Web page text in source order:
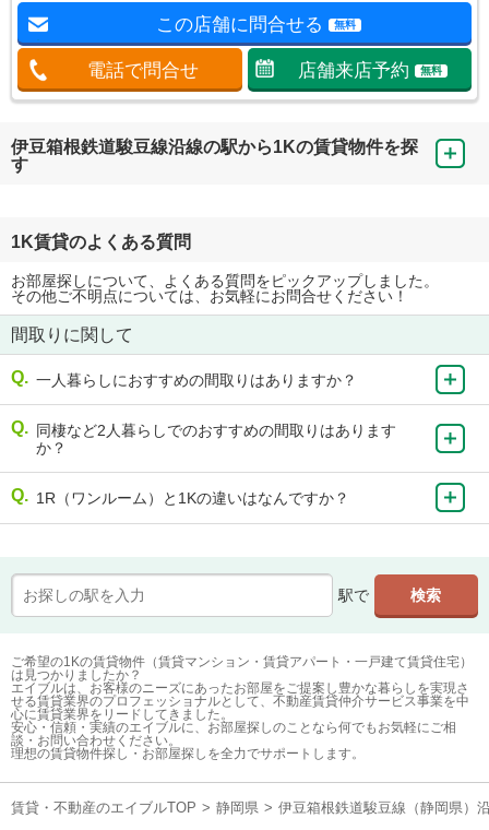
この店舗に問合せる 無料
電話で問合せ 店舗来店予約 無料
伊豆箱根鉄道駿豆線沿線の駅から1Kの賃貸物件を探
す
1K賃貸のよくある質問
お部屋探しについて、よくある質問をピックアップしました。
その他ご不明点については、お気軽にお問合せください！
間取りに関して
一人暮らしにおすすめの間取りはありますか？
同棲など2人暮らしでのおすすめの間取りはあります
か？
1R（ワンルーム）と1Kの違いはなんですか？
駅で
ご希望の1Kの賃貸物件（賃貸マンション・賃貸アパート・一戸建て賃貸住宅）
は見つかりましたか？
エイブルは、お客様のニーズにあったお部屋をご提案し豊かな暮らしを実現さ
せる賃貸業界のプロフェッショナルとして、不動産賃貸仲介サービス事業を中
心に賃貸業界をリードしてきました。
安心・信頼・実績のエイブルに、お部屋探しのことなら何でもお気軽にご相
談・お問い合わせください。
理想の賃貸物件探し・お部屋探しを全力でサポートします。
賃貸・不動産のエイブルTOP > 静岡県 > 伊豆箱根鉄道駿豆線（静岡県）